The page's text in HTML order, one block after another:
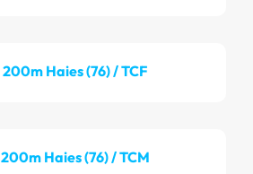
200m Haies (76) / TCF
200m Haies (76) / TCM